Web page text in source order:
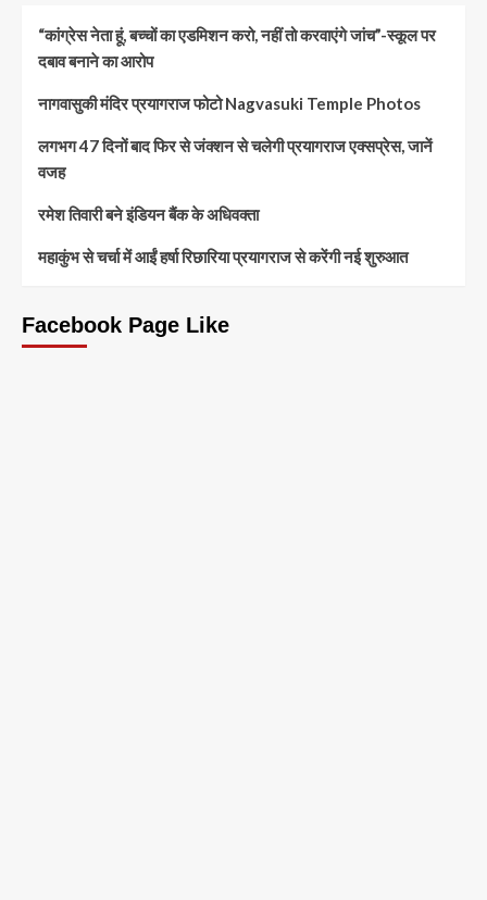
“कांग्रेस नेता हूं, बच्चों का एडमिशन करो, नहीं तो करवाएंगे जांच”-स्कूल पर
दबाव बनाने का आरोप
नागवासुकी मंदिर प्रयागराज फोटो Nagvasuki Temple Photos
लगभग 47 दिनों बाद फिर से जंक्शन से चलेगी प्रयागराज एक्सप्रेस, जानें
वजह
रमेश तिवारी बने इंडियन बैंक के अधिवक्ता
महाकुंभ से चर्चा में आईं हर्षा रिछारिया प्रयागराज से करेंगी नई शुरुआत
Facebook Page Like